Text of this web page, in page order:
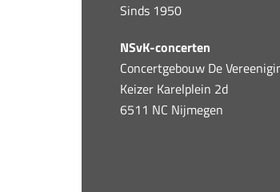
Sinds 1950
NSvK-concerten
Concertgebouw De
Keizer Karelplein 2d
6511 NC Nijmegen